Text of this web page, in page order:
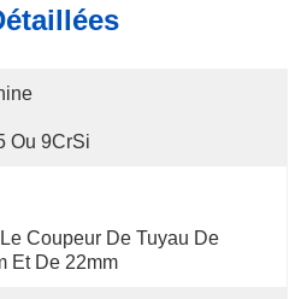
Ou 9CrSi
Coupeur De Tuyau De
Et De 22mm